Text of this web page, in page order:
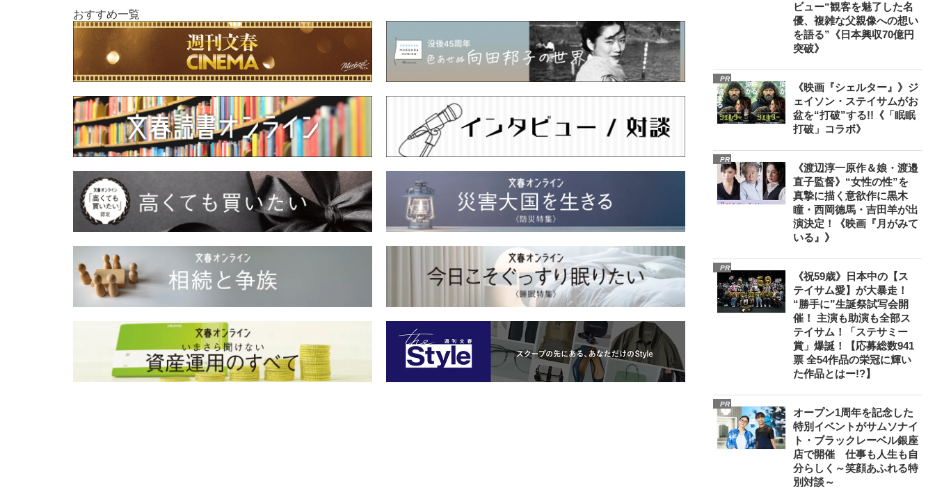
おすすめ一覧
ビュー“観客を魅了した名
優、複雑な父親像への想い
を語る”《日本興収70億円
突破》
PR
《映画『シェルター』》ジ
ェイソン・ステイサムがお
盆を“打破”する!!《「眠眠
打破」コラボ》
PR
《渡辺淳一原作＆娘・渡邉
直子監督》“女性の性”を
真摯に描く意欲作に黒木
瞳・西岡德馬・吉田羊が出
演決定！《映画『月がみて
いる』》
PR
《祝59歳》日本中の【ス
テイサム愛】が大暴走！
“勝手に”生誕祭試写会開
催！ 主演も助演も全部ス
テイサム！「ステサミー
賞」爆誕！【応募総数941
票 全54作品の栄冠に輝い
た作品とはー!?】
PR
オープン1周年を記念した
特別イベントがサムソナイ
ト・ブラックレーベル銀座
店で開催 仕事も人生も自
分らしく～笑顔あふれる特
別対談～